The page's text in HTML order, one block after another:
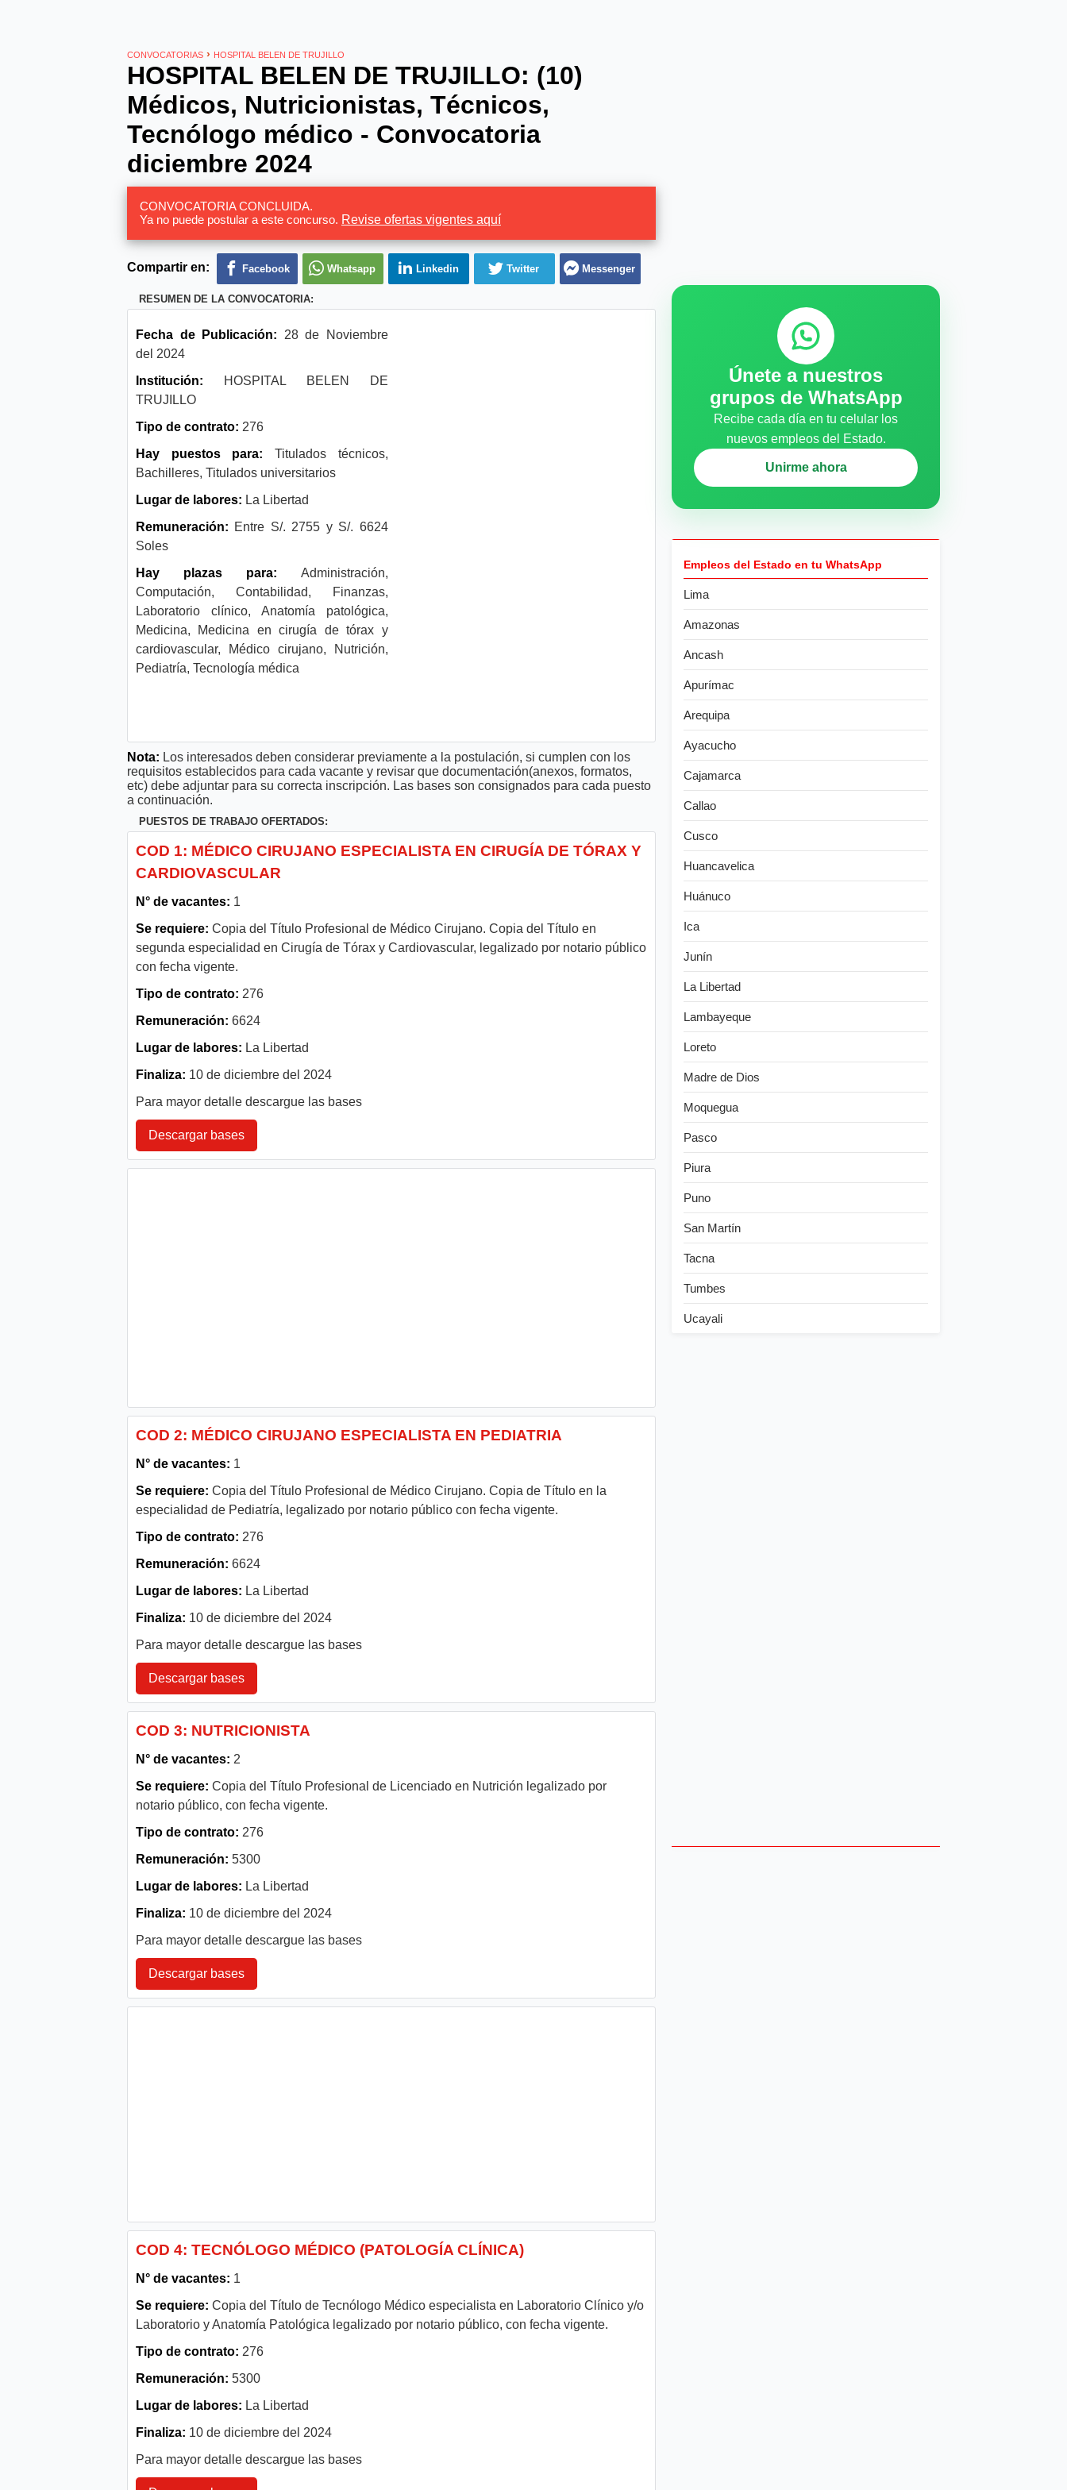
CONVOCATORIAS › HOSPITAL BELEN DE TRUJILLO
HOSPITAL BELEN DE TRUJILLO: (10)
Médicos, Nutricionistas, Técnicos,
Tecnólogo médico - Convocatoria
diciembre 2024
CONVOCATORIA CONCLUIDA.
Ya no puede postular a este concurso. Revise ofertas vigentes aquí
Compartir en: Facebook Whatsapp Linkedin Twitter Messenger
RESUMEN DE LA CONVOCATORIA:
Fecha de Publicación: 28 de Noviembre
del 2024
Institución: HOSPITAL BELEN DE
TRUJILLO
Tipo de contrato: 276
Hay puestos para: Titulados técnicos,
Bachilleres, Titulados universitarios
Lugar de labores: La Libertad
Remuneración: Entre S/. 2755 y S/. 6624
Soles
Hay plazas para: Administración,
Computación, Contabilidad, Finanzas,
Laboratorio clínico, Anatomía patológica,
Medicina, Medicina en cirugía de tórax y
cardiovascular, Médico cirujano, Nutrición,
Pediatría, Tecnología médica
Nota: Los interesados deben considerar previamente a la postulación, si cumplen con los
requisitos establecidos para cada vacante y revisar que documentación(anexos, formatos,
etc) debe adjuntar para su correcta inscripción. Las bases son consignados para cada puesto
a continuación.
PUESTOS DE TRABAJO OFERTADOS:
COD 1: MÉDICO CIRUJANO ESPECIALISTA EN CIRUGÍA DE TÓRAX Y
CARDIOVASCULAR
N° de vacantes: 1
Se requiere: Copia del Título Profesional de Médico Cirujano. Copia del Título en
segunda especialidad en Cirugía de Tórax y Cardiovascular, legalizado por notario público
con fecha vigente.
Tipo de contrato: 276
Remuneración: 6624
Lugar de labores: La Libertad
Finaliza: 10 de diciembre del 2024
Para mayor detalle descargue las bases
Descargar bases
COD 2: MÉDICO CIRUJANO ESPECIALISTA EN PEDIATRIA
N° de vacantes: 1
Se requiere: Copia del Título Profesional de Médico Cirujano. Copia de Título en la
especialidad de Pediatría, legalizado por notario público con fecha vigente.
Tipo de contrato: 276
Remuneración: 6624
Lugar de labores: La Libertad
Finaliza: 10 de diciembre del 2024
Para mayor detalle descargue las bases
Descargar bases
COD 3: NUTRICIONISTA
N° de vacantes: 2
Se requiere: Copia del Título Profesional de Licenciado en Nutrición legalizado por
notario público, con fecha vigente.
Tipo de contrato: 276
Remuneración: 5300
Lugar de labores: La Libertad
Finaliza: 10 de diciembre del 2024
Para mayor detalle descargue las bases
Descargar bases
COD 4: TECNÓLOGO MÉDICO (PATOLOGÍA CLÍNICA)
N° de vacantes: 1
Se requiere: Copia del Título de Tecnólogo Médico especialista en Laboratorio Clínico y/o
Laboratorio y Anatomía Patológica legalizado por notario público, con fecha vigente.
Tipo de contrato: 276
Remuneración: 5300
Lugar de labores: La Libertad
Finaliza: 10 de diciembre del 2024
Para mayor detalle descargue las bases
Únete a nuestros
grupos de WhatsApp
Recibe cada día en tu celular los
nuevos empleos del Estado.
Unirme ahora
Empleos del Estado en tu WhatsApp
Lima
Amazonas
Ancash
Apurímac
Arequipa
Ayacucho
Cajamarca
Callao
Cusco
Huancavelica
Huánuco
Ica
Junín
La Libertad
Lambayeque
Loreto
Madre de Dios
Moquegua
Pasco
Piura
Puno
San Martín
Tacna
Tumbes
Ucayali